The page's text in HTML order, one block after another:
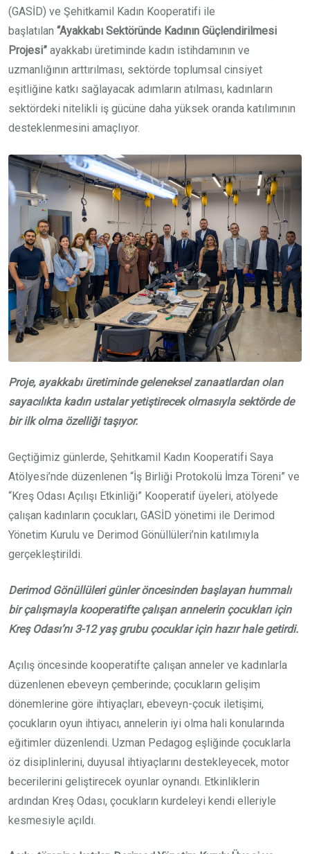
(GASİD) ve Şehitkamil Kadın Kooperatifi ile
başlatılan “Ayakkabı Sektöründe Kadının Güçlendirilmesi
Projesi” ayakkabı üretiminde kadın istihdamının ve
uzmanlığının arttırılması, sektörde toplumsal cinsiyet
eşitliğine katkı sağlayacak adımların atılması, kadınların
sektördeki nitelikli iş gücüne daha yüksek oranda katılımının
desteklenmesini amaçlıyor.
Proje, ayakkabı üretiminde geleneksel zanaatlardan olan
sayacılıkta kadın ustalar yetiştirecek olmasıyla sektörde de
bir ilk olma özelliği taşıyor.
Geçtiğimiz günlerde, Şehitkamil Kadın Kooperatifi Saya
Atölyesi’nde düzenlenen “İş Birliği Protokolü İmza Töreni” ve
“Kreş Odası Açılışı Etkinliği” Kooperatif üyeleri, atölyede
çalışan kadınların çocukları, GASİD yönetimi ile Derimod
Yönetim Kurulu ve Derimod Gönüllüleri’nin katılımıyla
gerçekleştirildi.
Derimod Gönüllüleri günler öncesinden başlayan hummalı
bir çalışmayla kooperatifte çalışan annelerin çocukları için
Kreş Odası’nı 3-12 yaş grubu çocuklar için hazır hale getirdi.
Açılış öncesinde kooperatifte çalışan anneler ve kadınlarla
düzenlenen ebeveyn çemberinde; çocukların gelişim
dönemlerine göre ihtiyaçları, ebeveyn-çocuk iletişimi,
çocukların oyun ihtiyacı, annelerin iyi olma hali konularında
eğitimler düzenlendi. Uzman Pedagog eşliğinde çocuklarla
öz disiplinlerini, duyusal ihtiyaçlarını destekleyecek, motor
becerilerini geliştirecek oyunlar oynandı. Etkinliklerin
ardından Kreş Odası, çocukların kurdeleyi kendi elleriyle
kesmesiyle açıldı.